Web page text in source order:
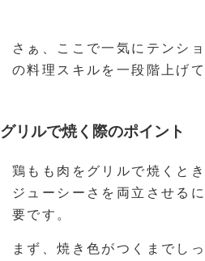
さぁ、ここで一気にテンシ
の料理スキルを一段階上げ
グリルで焼く際のポイント
鶏もも肉をグリルで焼くと
ジューシーさを両立させる
要です。
まず、焼き色がつくまでし